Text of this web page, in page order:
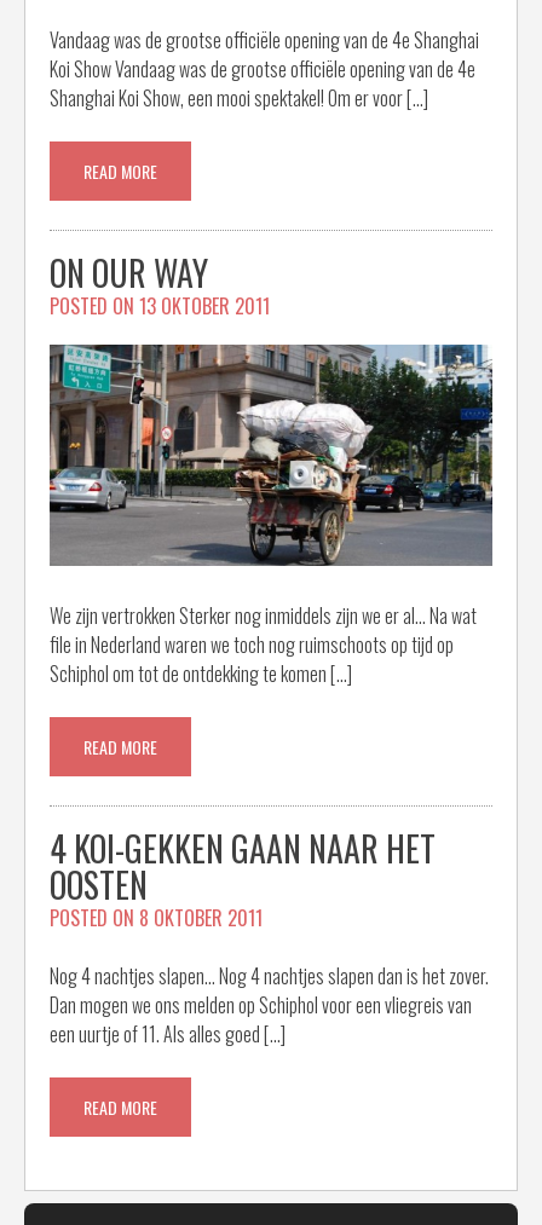
Vandaag was de grootse officiële opening van de 4e Shanghai
Koi Show Vandaag was de grootse officiële opening van de 4e
Shanghai Koi Show, een mooi spektakel! Om er voor […]
READ MORE
ON OUR WAY
POSTED ON 13 OKTOBER 2011
We zijn vertrokken Sterker nog inmiddels zijn we er al… Na wat
file in Nederland waren we toch nog ruimschoots op tijd op
Schiphol om tot de ontdekking te komen […]
READ MORE
4 KOI-GEKKEN GAAN NAAR HET
OOSTEN
POSTED ON 8 OKTOBER 2011
Nog 4 nachtjes slapen… Nog 4 nachtjes slapen dan is het zover.
Dan mogen we ons melden op Schiphol voor een vliegreis van
een uurtje of 11. Als alles goed […]
READ MORE